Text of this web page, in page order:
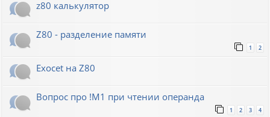
z80 калькулятор
Z80 - разделение памяти
1 2
Exocet на Z80
Вопрос про !M1 при чтении операнда
1 2 3 4